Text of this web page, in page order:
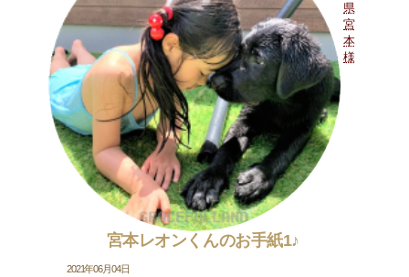
県
宮
本
様
宮本レオンくんのお手紙1♪
2021年06月04日